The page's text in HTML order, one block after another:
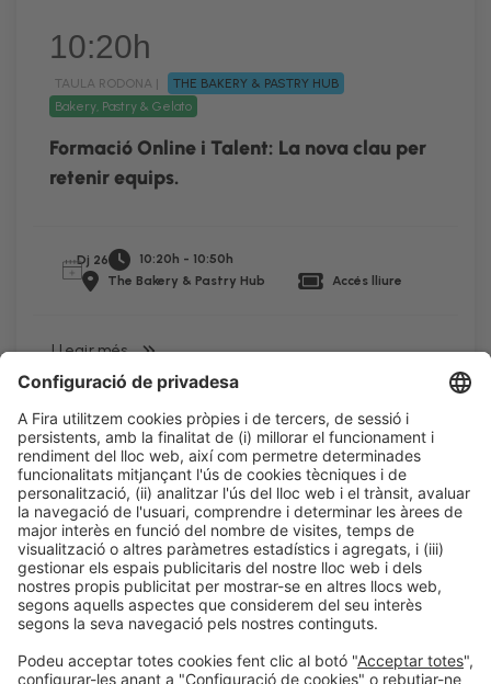
10:20h
TAULA RODONA |
THE BAKERY & PASTRY HUB
Bakery, Pastry & Gelato
Formació Online i Talent: La nova clau per
retenir equips.
Dj 26
10:20h - 10:50h
The Bakery & Pastry Hub
Accés lliure
LLegir més
Informació legalAvís legal Política de privacitatPolítica de cookies